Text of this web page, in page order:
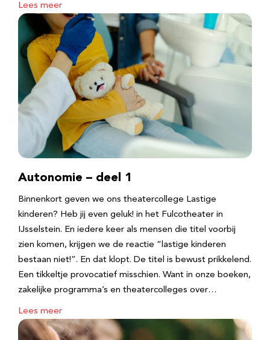
Lees meer
Autonomie – deel 1
Binnenkort geven we ons theatercollege Lastige
kinderen? Heb jij even geluk! in het Fulcotheater in
IJsselstein. En iedere keer als mensen die titel voorbij
zien komen, krijgen we de reactie “lastige kinderen
bestaan niet!”. En dat klopt. De titel is bewust prikkelend.
Een tikkeltje provocatief misschien. Want in onze boeken,
zakelijke programma’s en theatercolleges over…
Lees meer